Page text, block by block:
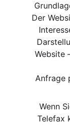
Der
Website
Anfrage
Wenn
Telefax